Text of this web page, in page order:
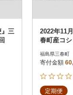
』三
2022年11
春町産コ
福島県三春町
寄付金額
定期便